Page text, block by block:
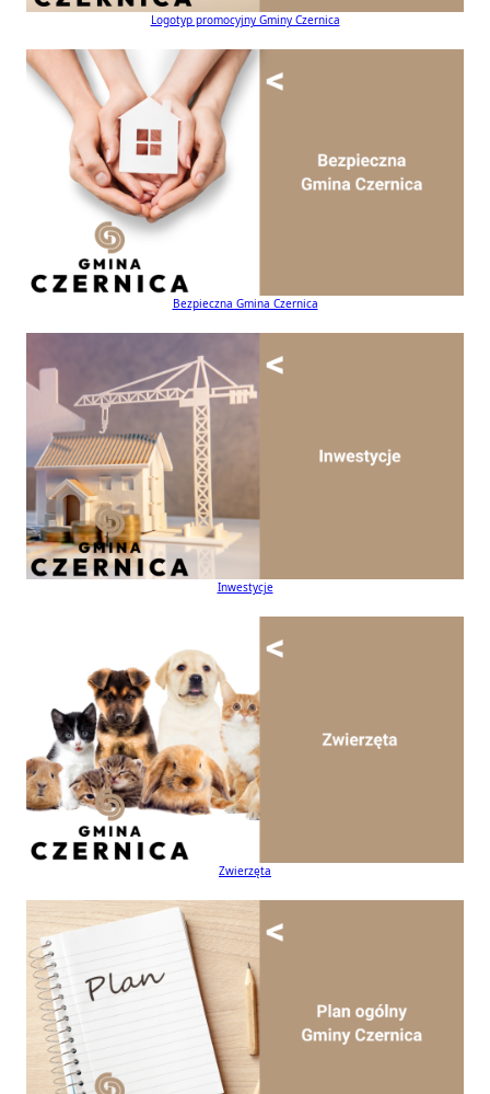
Logotyp promocyjny Gminy Czernica
Bezpieczna Gmina Czernica
Inwestycje
Zwierzęta